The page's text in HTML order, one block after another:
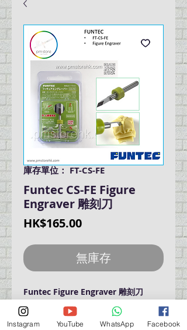
庫存單位： FT-CS-FE
Funtec CS-FE Figure
Engraver 雕刻刀
HK$165.00價
無庫存
Funtec Figure Engraver 雕刻刀
Instagram YouTube WhatsApp Facebook